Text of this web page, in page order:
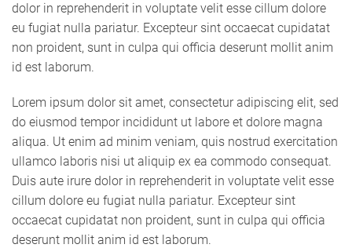
dolor in reprehenderit in voluptate velit esse cillum dolore
eu fugiat nulla pariatur. Excepteur sint occaecat cupidatat
non proident, sunt in culpa qui officia deserunt mollit anim
id est laborum.
Lorem ipsum dolor sit amet, consectetur adipiscing elit, sed
do eiusmod tempor incididunt ut labore et dolore magna
aliqua. Ut enim ad minim veniam, quis nostrud exercitation
ullamco laboris nisi ut aliquip ex ea commodo consequat.
Duis aute irure dolor in reprehenderit in voluptate velit esse
cillum dolore eu fugiat nulla pariatur. Excepteur sint
occaecat cupidatat non proident, sunt in culpa qui officia
deserunt mollit anim id est laborum.